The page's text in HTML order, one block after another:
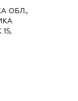
ОБЛ.,